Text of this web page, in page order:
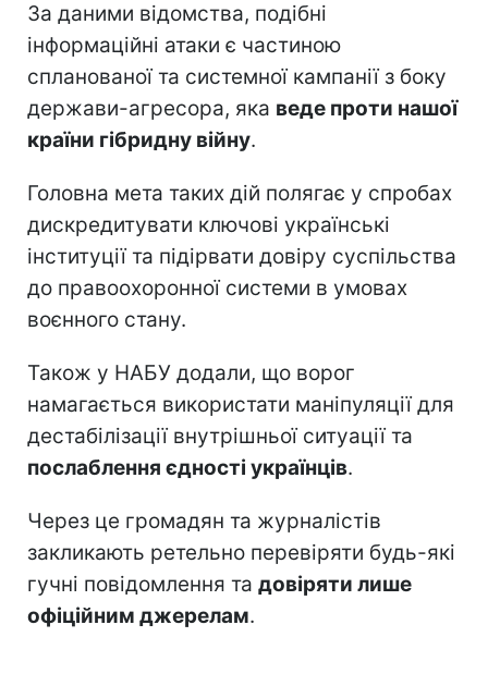
За даними відомства, подібні
інформаційні атаки є частиною
спланованої та системної кампанії з боку
держави-агресора, яка веде проти нашої
країни гібридну війну.
Головна мета таких дій полягає у спробах
дискредитувати ключові українські
інституції та підірвати довіру суспільства
до правоохоронної системи в умовах
воєнного стану.
Також у НАБУ додали, що ворог
намагається використати маніпуляції для
дестабілізації внутрішньої ситуації та
послаблення єдності українців.
Через це громадян та журналістів
закликають ретельно перевіряти будь-які
гучні повідомлення та довіряти лише
офіційним джерелам.